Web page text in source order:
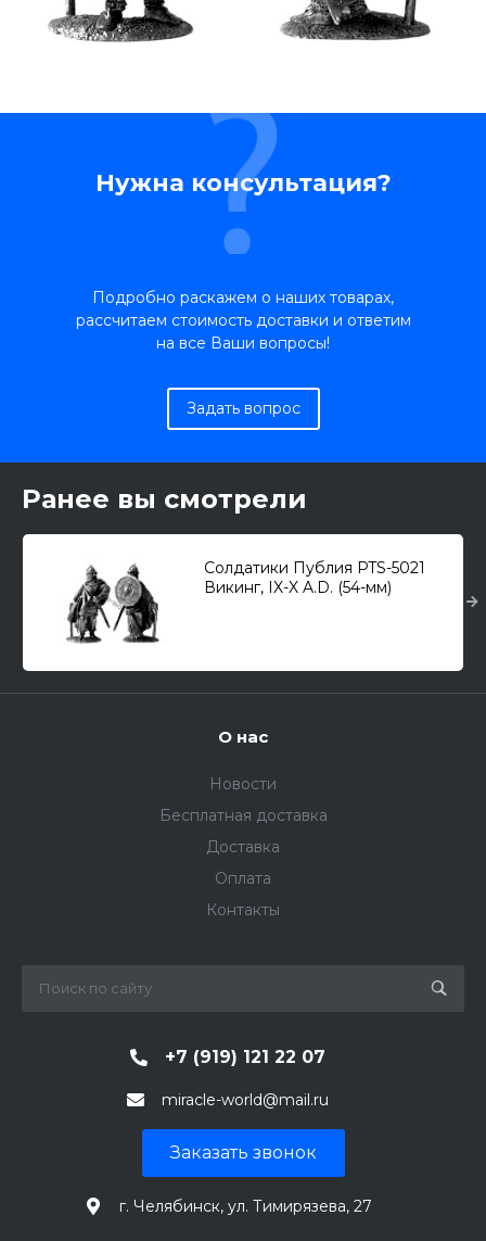
Нужна консультация?
Подробно раскажем о наших товарах,
рассчитаем стоимость доставки и ответим
на все Ваши вопросы!
Задать вопрос
Ранее вы смотрели
Солдатики Публия PTS-5021
Викинг, IX-X A.D. (54-мм)
О нас
Новости
Бесплатная доставка
Доставка
Оплата
Контакты
+7 (919) 121 22 07
miracle-world@mail.ru
Заказать звонок
г. Челябинск, ул. Тимирязева, 27